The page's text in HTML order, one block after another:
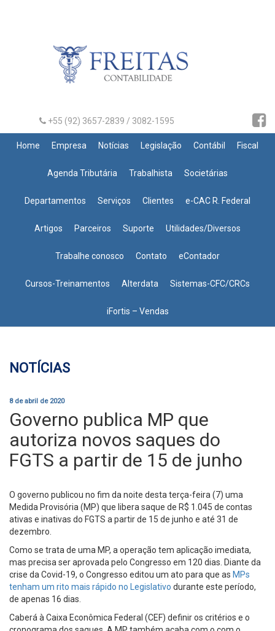
+55 (92) 3657-2839 / 3082-1595
Home Empresa Notícias Legislação Contábil Fiscal
Agenda Tributária Trabalhista Societárias
Departamentos Serviços Clientes e-CAC R. Federal
Artigos Parceiros Suporte Utilidades/Diversos
Trabalhe conosco Contato eContador
Cursos-Treinamentos Alterdata Sistemas-CFC/CRCs
iFortis – Vendas
NOTÍCIAS
8 de abril de 2020
Governo publica MP que
autoriza novos saques do
FGTS a partir de 15 de junho
O governo publicou no fim da noite desta terça-feira (7) uma
Medida Provisória (MP) que libera saque de R$ 1.045 de contas
ativas e inativas do FGTS a partir de 15 de junho e até 31 de
dezembro.
Como se trata de uma MP, a operação tem aplicação imediata,
mas precisa ser aprovada pelo Congresso em 120 dias. Diante da
crise da Covid-19, o Congresso editou um ato para que as MPs
tenham um rito mais rápido no Legislativo durante este período,
de apenas 16 dias.
Caberá à Caixa Econômica Federal (CEF) definir os critérios e o